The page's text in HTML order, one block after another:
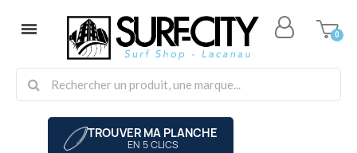
TROUVER MA PLANCHE
EN 5 CLICS